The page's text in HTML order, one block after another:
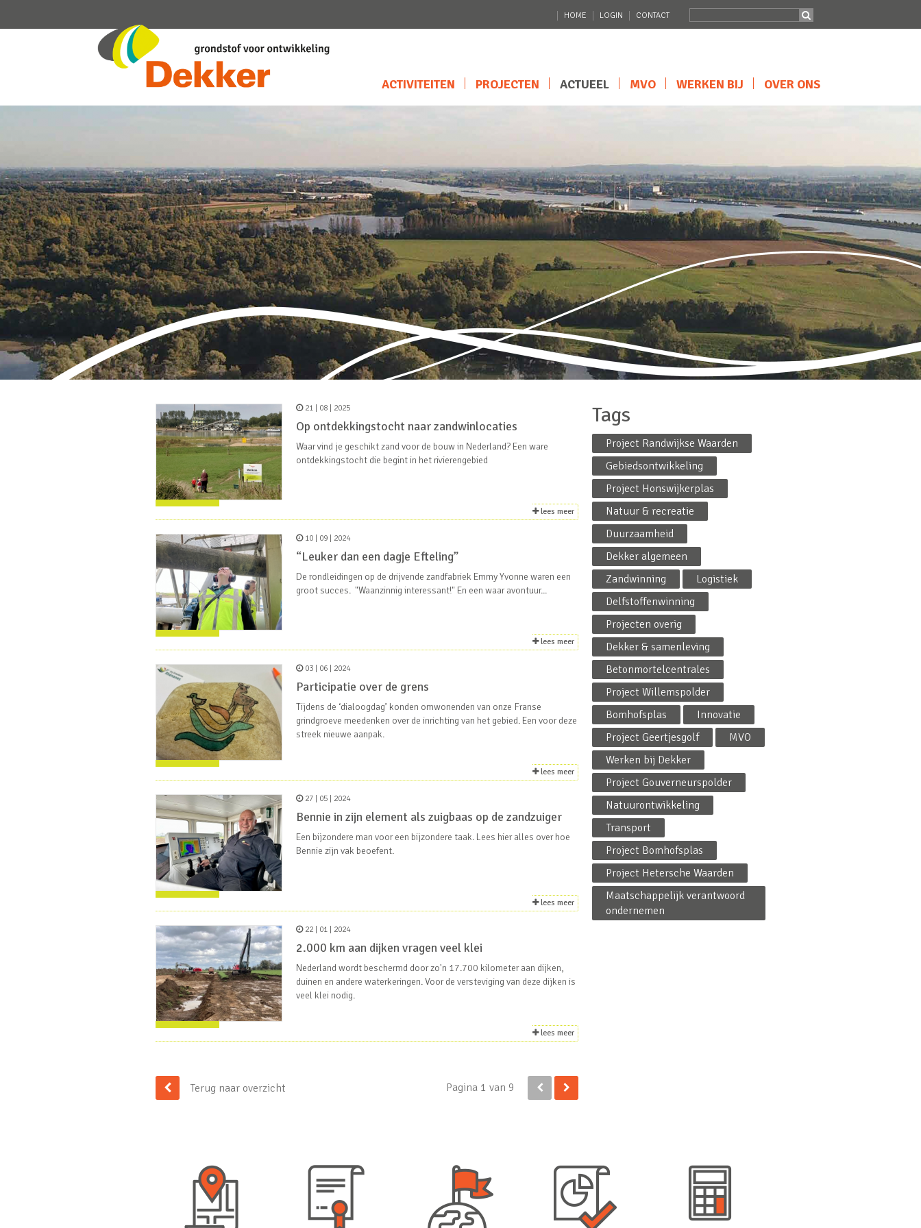
HOME LOGIN CONTACT
ACTIVITEITEN PROJECTEN ACTUEEL MVO WERKEN BIJ OVER ONS
21 | 08 | 2025
Op ontdekkingstocht naar zandwinlocaties
Waar vind je geschikt zand voor de bouw in Nederland? Een ware
ontdekkingstocht die begint in het rivierengebied
lees meer
10 | 09 | 2024
“Leuker dan een dagje Efteling”
De rondleidingen op de drijvende zandfabriek Emmy Yvonne waren een
groot succes. "Waanzinnig interessant!" En een waar avontuur...
lees meer
03 | 06 | 2024
Participatie over de grens
Tijdens de ‘dialoogdag’ konden omwonenden van onze Franse
grindgroeve meedenken over de inrichting van het gebied. Een voor deze
streek nieuwe aanpak.
lees meer
27 | 05 | 2024
Bennie in zijn element als zuigbaas op de zandzuiger
Een bijzondere man voor een bijzondere taak. Lees hier alles over hoe
Bennie zijn vak beoefent.
lees meer
22 | 01 | 2024
2.000 km aan dijken vragen veel klei
Nederland wordt beschermd door zo'n 17.700 kilometer aan dijken,
duinen en andere waterkeringen. Voor de versteviging van deze dijken is
veel klei nodig.
lees meer
Terug naar overzicht Pagina 1 van 9
Tags
Project Randwijkse Waarden
Gebiedsontwikkeling
Project Honswijkerplas
Natuur & recreatie
Duurzaamheid
Dekker algemeen
Zandwinning
Logistiek
Delfstoffenwinning
Projecten overig
Dekker & samenleving
Betonmortelcentrales
Project Willemspolder
Bomhofsplas
Innovatie
Project Geertjesgolf
MVO
Werken bij Dekker
Project Gouverneurspolder
Natuurontwikkeling
Transport
Project Bomhofsplas
Project Hetersche Waarden
Maatschappelijk verantwoord
ondernemen